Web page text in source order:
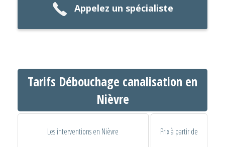
Appelez un spécialiste
Tarifs Débouchage canalisation en
Nièvre
Les interventions en Nièvre Prix à partir de